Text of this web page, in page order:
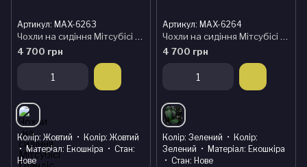
Артикул: MAX-6263
Чохли на сидіння Мітсубісі Грандіс (Mitsubishi Grandis) модельні MAX з екошкіри Чорно-жовтий
4 700 грн
Колір Жовтий Колір Жовтий
Матеріал Екошкіра
Стан
Нове
Артикул: MAX-6264
Чохли на сидіння Мітсубісі Грандіс (Mitsubishi Grandis) модельні MAX з екошкіри Чорно-зелений
4 700 грн
Колір Зелений
Колір
Зелений
Матеріал Екошкіра
Стан Нове